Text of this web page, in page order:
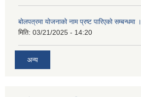
बोलपत्रमा योजनाको नाम प्रष्ट पारिएको सम्बन्धमा ।
मिति: 03/21/2025 - 14:20
अन्य